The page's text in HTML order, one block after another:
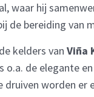
waar hij
de bereiding van
kelders van Viña
de elegante
druiven worden